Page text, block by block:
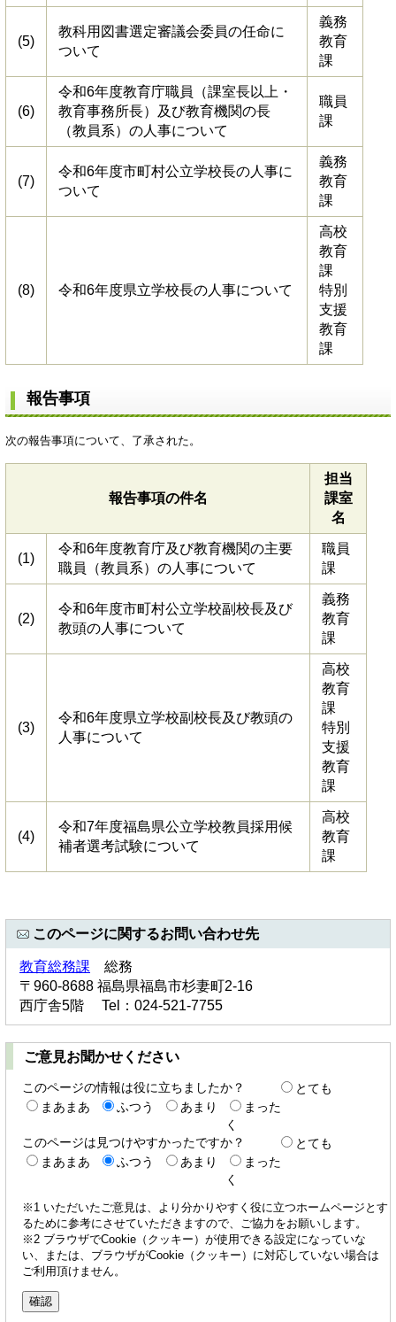
(5)
教科用図書選定審議会委員の任命に
ついて
義務
教育
課
(6)
令和6年度教育庁職員（課室長以上・
教育事務所長）及び教育機関の長
（教員系）の人事について
職員
課
(7)
令和6年度市町村公立学校長の人事に
ついて
義務
教育
課
(8) 令和6年度県立学校長の人事について
高校
教育
課
特別
支援
教育
課
報告事項
次の報告事項について、了承された。
報告事項の件名
担当
課室
名
(1)
令和6年度教育庁及び教育機関の主要
職員（教員系）の人事について
職員
課
(2)
令和6年度市町村公立学校副校長及び
教頭の人事について
義務
教育
課
(3)
令和6年度県立学校副校長及び教頭の
人事について
高校
教育
課
特別
支援
教育
課
(4)
令和7年度福島県公立学校教員採用候
補者選考試験について
高校
教育
課
このページに関するお問い合わせ先
教育総務課 総務
〒960-8688 福島県福島市杉妻町2-16
西庁舎5階 Tel：024-521-7755
ご意見お聞かせください
このページの情報は役に立ちましたか？
とても
まあまあ
ふつう あまり
まった
く
このページは見つけやすかったですか？
とても
まあまあ
ふつう あまり
まった
く
※1 いただいたご意見は、より分かりやすく役に立つホームページとす
るために参考にさせていただきますので、ご協力をお願いします。
※2 ブラウザでCookie（クッキー）が使用できる設定になっていな
い、または、ブラウザがCookie（クッキー）に対応していない場合は
ご利用頂けません。